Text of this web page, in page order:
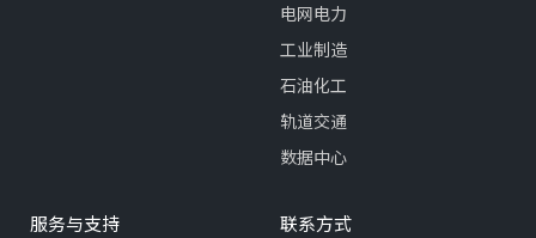
电网电力
工业制造
石油化工
轨道交通
数据中心
服务与支持 联系方式